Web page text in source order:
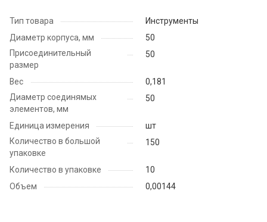
Тип товара
Инструменты
Диаметр корпуса, мм
50
Присоединительный
размер
50
Вес
0,181
Диаметр соединямых
элементов, мм
50
Единица измерения
шт
Количество в большой
упаковке
150
Количество в упаковке
10
Объем
0,00144